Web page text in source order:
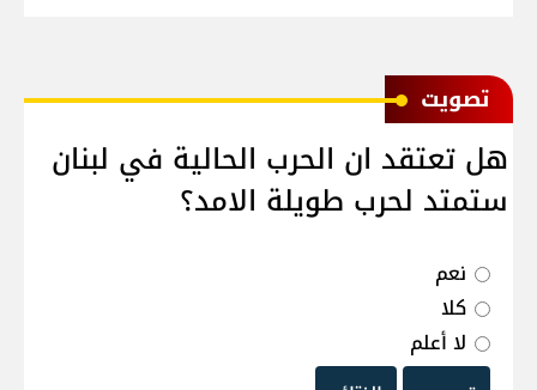
ﺗﺼﻮﻳﺖ
هل تعتقد ان الحرب الحالية في لبنان
ستمتد لحرب طويلة الامد؟
نعم
كلا
لا أعلم